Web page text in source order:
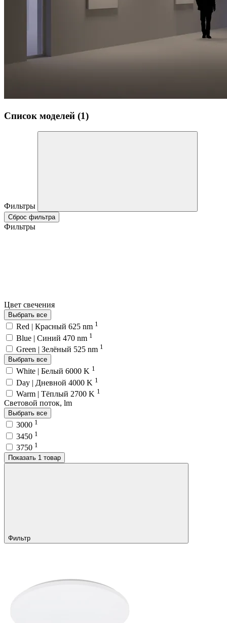
Список моделей (1)
Фильтры
Сброс фильтра
Фильтры
Цвет свечения
Выбрать все
Red | Красный 625 nm 1
Blue | Синий 470 nm 1
Green | Зелёный 525 nm 1
Выбрать все
White | Белый 6000 K 1
Day | Дневной 4000 K 1
Warm | Тёплый 2700 K 1
Световой поток, lm
Выбрать все
3000 1
3450 1
3750 1
Показать 1 товар
Фильтр